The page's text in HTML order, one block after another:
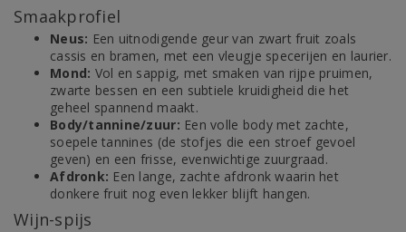
Smaakprofiel
Neus: Een uitnodigende geur van zwart fruit zoals
cassis en bramen, met een vleugje specerijen en laurier.
Mond: Vol en sappig, met smaken van rijpe pruimen,
zwarte bessen en een subtiele kruidigheid die het
geheel spannend maakt.
Body/tannine/zuur: Een volle body met zachte,
soepele tannines (de stofjes die een stroef gevoel
geven) en een frisse, evenwichtige zuurgraad.
Afdronk: Een lange, zachte afdronk waarin het
donkere fruit nog even lekker blijft hangen.
Wijn-spijs